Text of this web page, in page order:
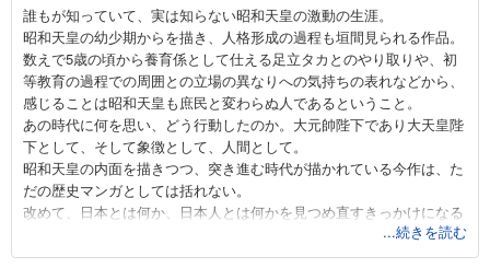
誰もが知っていて、実は知らない昭和天皇の激動の生涯。
昭和天皇の幼少期からを描き、人格形成の過程も垣間見られる作品。
数えで5歳の頃から養育係として仕える足立タカとのやり取りや、初
等教育の過程での周囲との立場の異なりへの気持ちの表れなどから、
感じることは昭和天皇も庶民と変わらぬ人であるということ。
あの時代に何を思い、どう行動したのか。大元帥陛下であり大天皇陛
下として、そして象徴として、人間として。
昭和天皇の内面を描きつつ、突き進む時代が描かれている今作は、た
だの歴史マンガとしては括れない。
改めて、日本とは何か、日本人とは何かを見つめ直すきっかけになる
...続きを読む